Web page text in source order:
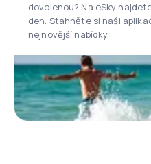
dovolenou? Na eSky
den. Stáhněte si naši
nejnovější nabídky.